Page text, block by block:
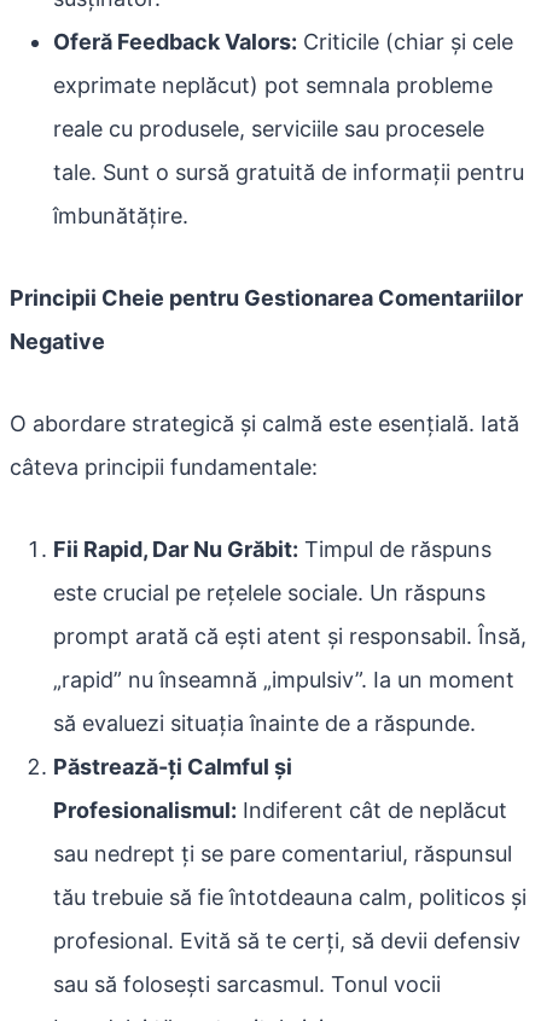
Oferă Feedback Valors: Criticile (chiar și cele
exprimate neplăcut) pot semnala probleme
reale cu produsele, serviciile sau procesele
tale. Sunt o sursă gratuită de informații pentru
îmbunătățire.
Principii Cheie pentru Gestionarea Comentariilor
Negative
O abordare strategică și calmă este esențială. Iată
câteva principii fundamentale:
Fii Rapid, Dar Nu Grăbit: Timpul de răspuns
este crucial pe rețelele sociale. Un răspuns
prompt arată că ești atent și responsabil. Însă,
„rapid” nu înseamnă „impulsiv”. Ia un moment
să evaluezi situația înainte de a răspunde.
Păstrează-ți Calmful și
Profesionalismul: Indiferent cât de neplăcut
sau nedrept ți se pare comentariul, răspunsul
tău trebuie să fie întotdeauna calm, politicos și
profesional. Evită să te cerți, să devii defensiv
sau să folosești sarcasmul. Tonul vocii